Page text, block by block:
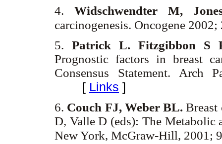
4. Widschwendter M,
carcinogenesis. Oncogene
5. Patrick L. Fitzgibbon S
Prognostic factors in breast
Consensus Statement.
[ Links ]
6. Couch FJ, Weber BL. Breast
D, Valle D (eds): The Metabolic
New York, McGraw-Hill, 2001;